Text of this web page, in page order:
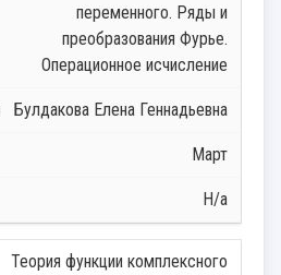
переменного. Ряды и
преобразования Фурье.
Операционное исчисление
Булдакова Елена Геннадьевна
Март
Н/а
Теория функции комплексного